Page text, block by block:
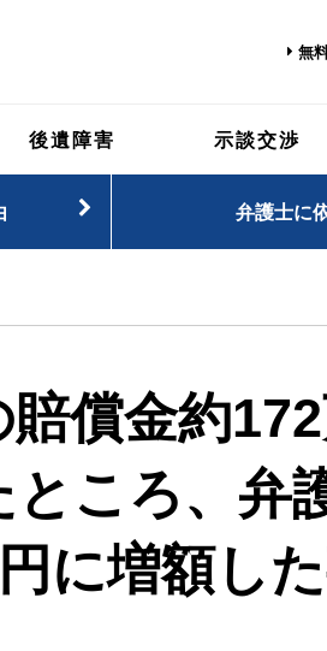
無
後遺障害 示談交渉
弁護士に
償金約
ころ、弁
に増額し